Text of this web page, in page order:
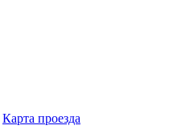
Карта проезда